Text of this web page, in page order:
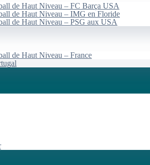
de Haut Niveau – FC Barça USA
de Haut Niveau – IMG en Floride
de Haut Niveau – PSG aux USA
de Haut Niveau – France